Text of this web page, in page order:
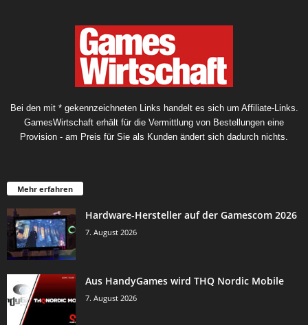
Bei den mit * gekennzeichneten Links handelt es sich um Affiliate-Links.
GamesWirtschaft erhält für die Vermittlung von Bestellungen eine
Provision - am Preis für Sie als Kunden ändert sich dadurch nichts.
Mehr erfahren
Hardware-Hersteller auf der Gamescom 2026
7. August 2026
Aus HandyGames wird THQ Nordic Mobile
7. August 2026